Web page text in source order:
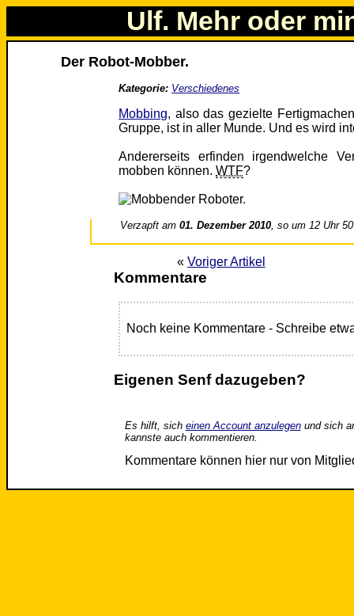
Ulf. Mehr oder
Der Robot-Mobber.
Kategorie: Verschiedenes
Mobbing, also das gezielte
Gruppe, ist in aller Munde. Und es wird
Andererseits erfinden irgendwelche
mobben können.WTF?
Verzapft am01. Dezember 2010, so um 12 Uhr 50
« Voriger Artikel
Kommentare
Noch keine Kommentare - Schreibe
Eigenen Senf dazugeben?
Es hilft, sich einen Account anzulegenund sich
kannste auch kommentieren.
Kommentare können hier nur von